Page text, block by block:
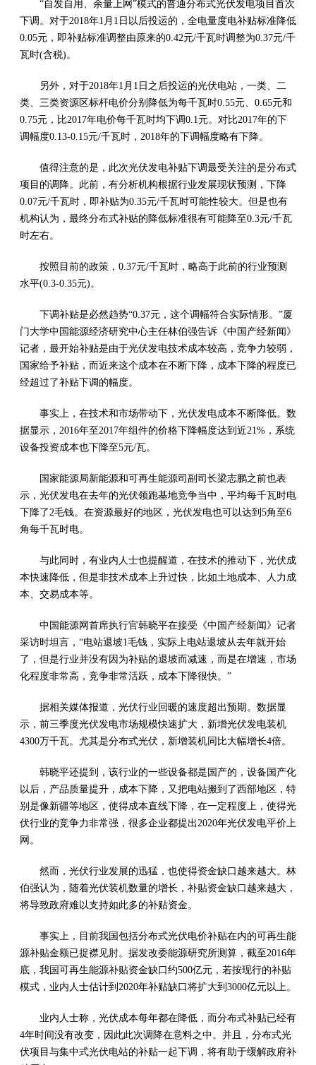
“自发自用、余量上网”模式的普通分布式光伏发电项目首次
下调。对于2018年1月1日以后投运的，全电量度电补贴标准降低
0.05元，即补贴标准调整由原来的0.42元/千瓦时调整为0.37元/千
瓦时(含税)。
另外，对于2018年1月1日之后投运的光伏电站，一类、二
类、三类资源区标杆电价分别降低为每千瓦时0.55元、0.65元和
0.75元，比2017年电价每千瓦时均下调0.1元。对比2017年的下
调幅度0.13-0.15元/千瓦时，2018年的下调幅度略有下降。
值得注意的是，此次光伏发电补贴下调最受关注的是分布式
项目的调降。此前，有分析机构根据行业发展现状预测，下降
0.07元/千瓦时，即补贴为0.35元/千瓦时可能性较大。但是也有
机构认为，最终分布式补贴的降低标准很有可能降至0.3元/千瓦
时左右。
按照目前的政策，0.37元/千瓦时，略高于此前的行业预测
水平(0.3-0.35元)。
下调补贴是必然趋势“0.37元，这个调幅符合实际情形。”厦
门大学中国能源经济研究中心主任林伯强告诉《中国产经新闻》
记者，最开始补贴是由于光伏发电技术成本较高，竞争力较弱，
国家给予补贴，而近来这个成本在不断下降，成本下降的程度已
经超过了补贴下调的幅度。
事实上，在技术和市场带动下，光伏发电成本不断降低。数
据显示，2016年至2017年组件的价格下降幅度达到近21%，系统
设备投资成本也下降至5元/瓦。
国家能源局新能源和可再生能源司副司长梁志鹏之前也表
示，光伏发电在去年的光伏领跑基地竞争当中，平均每千瓦时电
下降了2毛钱。在资源最好的地区，光伏发电也可以达到5角至6
角每千瓦时电。
与此同时，有业内人士也提醒道，在技术的推动下，光伏成
本快速降低，但是非技术成本上升过快，比如土地成本、人力成
本、交易成本等。
中国能源网首席执行官韩晓平在接受《中国产经新闻》记者
采访时坦言，“电站退坡1毛钱，实际上电站退坡从去年就开始
了，但是行业并没有因为补贴的退坡而减速，而是在增速，市场
化程度非常高，竞争非常活跃，成本下降很快。”
据相关媒体报道，光伏行业回暖的速度超出预期。数据显
示，前三季度光伏发电市场规模快速扩大，新增光伏发电装机
4300万千瓦。尤其是分布式光伏，新增装机同比大幅增长4倍。
韩晓平还提到，该行业的一些设备都是国产的，设备国产化
以后，产品质量提升，成本下降，又把电站搬到了西部地区，特
别是像新疆等地区，使得成本直线下降，在一定程度上，使得光
伏行业的竞争力非常强，很多企业都提出2020年光伏发电平价上
网。
然而，光伏行业发展的迅猛，也使得资金缺口越来越大。林
伯强认为，随着光伏装机数量的增长，补贴资金缺口越来越大，
将导致政府难以支持如此多的补贴资金。
事实上，目前我国包括分布式光伏电价补贴在内的可再生能
源补贴金额已捉襟见肘。据发改委能源研究所测算，截至2016年
底，我国可再生能源补贴资金缺口约500亿元，若按现行的补贴
模式，业内人士估计到2020年补贴缺口将扩大到3000亿元以上。
业内人士称，光伏成本每年都在降低，而分布式补贴已经有
4年时间没有改变，因此此次调降在意料之中。并且，分布式光
伏项目与集中式光伏电站的补贴一起下调，将有助于缓解政府补